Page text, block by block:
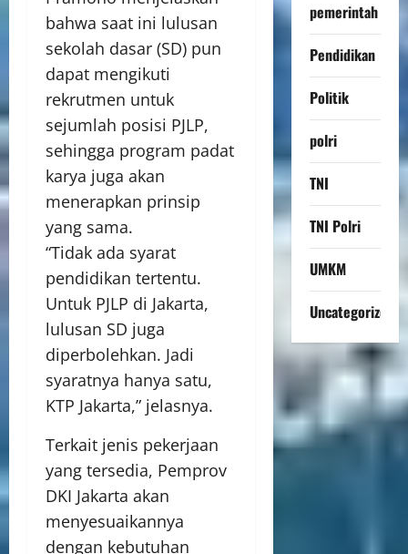
bahwa saat ini lulusan
sekolah dasar (SD) pun
dapat mengikuti
rekrutmen untuk
sejumlah posisi PJLP,
sehingga program padat
karya juga akan
menerapkan prinsip
yang sama.
“Tidak ada syarat
pendidikan tertentu.
Untuk PJLP di Jakarta,
lulusan SD juga
diperbolehkan. Jadi
syaratnya hanya satu,
KTP Jakarta,” jelasnya.
Terkait jenis pekerjaan
yang tersedia, Pemprov
DKI Jakarta akan
menyesuaikannya
dengan kebutuhan
pemerintah
Pendidikan
Politik
polri
TNI
TNI Polri
UMKM
Uncategorized